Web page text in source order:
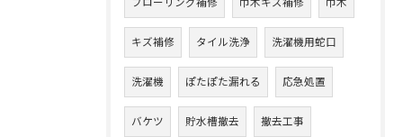
フローリング補修 巾木キズ補修 巾木
キズ補修 タイル洗浄 洗濯機用蛇口
洗濯機 ぽたぽた漏れる 応急処置
バケツ 貯水槽撤去 撤去工事